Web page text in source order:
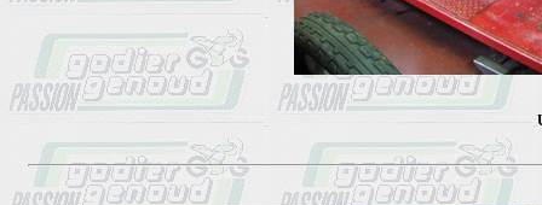
Un indice : Je